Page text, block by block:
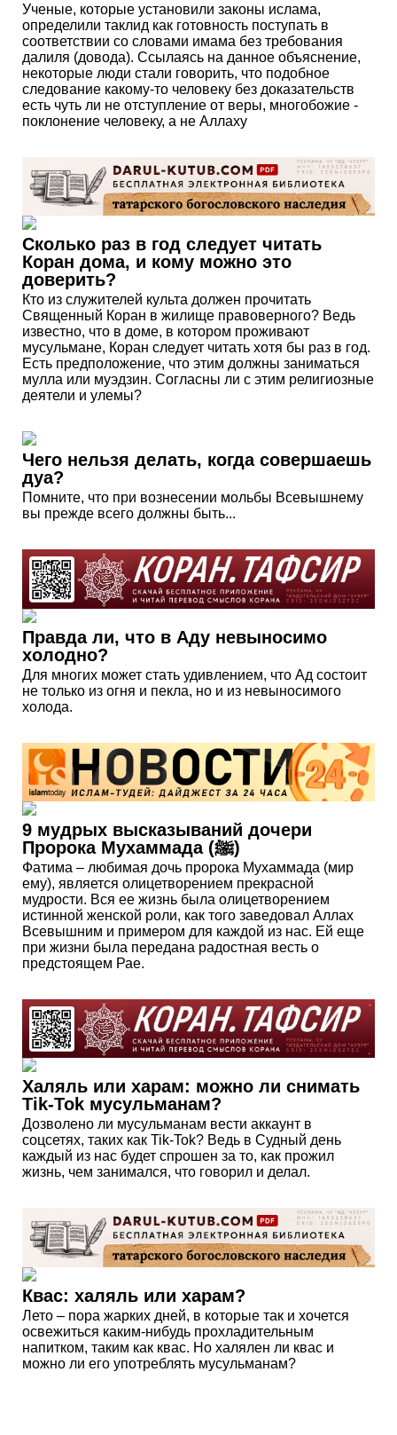
Ученые, которые установили законы ислама,
определили таклид как готовность поступать в
соответствии со словами имама без требования
далиля (довода). Ссылаясь на данное объяснение,
некоторые люди стали говорить, что подобное
следование какому-то человеку без доказательств
есть чуть ли не отступление от веры, многобожие -
поклонение человеку, а не Аллаху
Сколько раз в год следует читать
Коран дома, и кому можно это
доверить?
Кто из служителей культа должен прочитать
Священный Коран в жилище правоверного? Ведь
известно, что в доме, в котором проживают
мусульмане, Коран следует читать хотя бы раз в год.
Есть предположение, что этим должны заниматься
мулла или муэдзин. Согласны ли с этим религиозные
деятели и улемы?
Чего нельзя делать, когда совершаешь
дуа?
Помните, что при вознесении мольбы Всевышнему
вы прежде всего должны быть...
Правда ли, что в Аду невыносимо
холодно?
Для многих может стать удивлением, что Ад состоит
не только из огня и пекла, но и из невыносимого
холода.
9 мудрых высказываний дочери
Пророка Мухаммада (ﷺ)
Фатима – любимая дочь пророка Мухаммада (мир
ему), является олицетворением прекрасной
мудрости. Вся ее жизнь была олицетворением
истинной женской роли, как того заведовал Аллах
Всевышним и примером для каждой из нас. Ей еще
при жизни была передана радостная весть о
предстоящем Рае.
Халяль или харам: можно ли снимать
Tik-Tok мусульманам?
Дозволено ли мусульманам вести аккаунт в
соцсетях, таких как Tik-Tok? Ведь в Судный день
каждый из нас будет спрошен за то, как прожил
жизнь, чем занимался, что говорил и делал.
Квас: халяль или харам?
Лето – пора жарких дней, в которые так и хочется
освежиться каким-нибудь прохладительным
напитком, таким как квас. Но халялен ли квас и
можно ли его употреблять мусульманам?